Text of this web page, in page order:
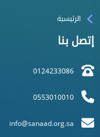
الرئيسية
إتصل بنا
0124233086
0553010010
info@sanaad.org.sa